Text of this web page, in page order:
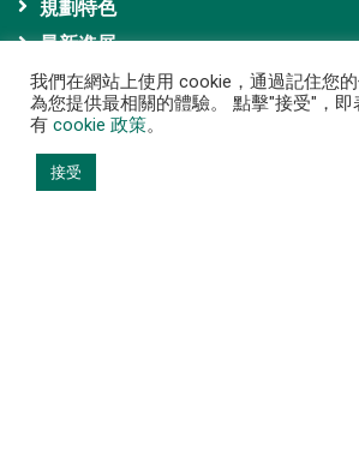
規劃特色
最新進展
媒體中心
校園地點
我們在網站上使用 cookie，通過記住您
為您提供最相關的體驗。 點擊"接受"，
有 cookie 政策。
接受